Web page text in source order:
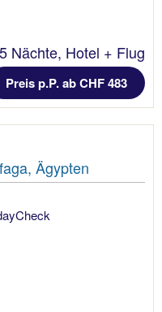
5 Nächte, Hotel + Flug
Preis p.P. ab CHF 483
Ägypten